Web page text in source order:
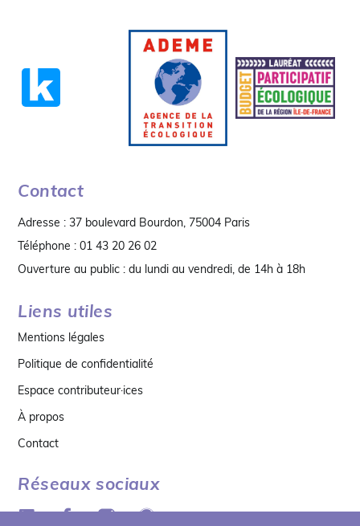
Contact
Adresse : 37 boulevard Bourdon, 75004 Paris
Téléphone : 01 43 20 26 02
Ouverture au public : du lundi au vendredi, de 14h à 18h
Liens utiles
Mentions légales
Politique de confidentialité
Espace contributeur·ices
À propos
Contact
Réseaux sociaux